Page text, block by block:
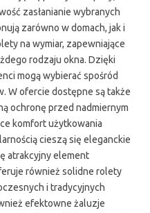
zasłanianie wybranych
zarówno w domach, jak i
na wymiar, zapewniające
rodzaju okna. Dzięki
mogą wybierać spośród
W ofercie dostępne są także
ochronę przed nadmiernym
komfort użytkowania
cieszą się eleganckie
atrakcyjny element
również solidne rolety
i tradycyjnych
efektowne żaluzje